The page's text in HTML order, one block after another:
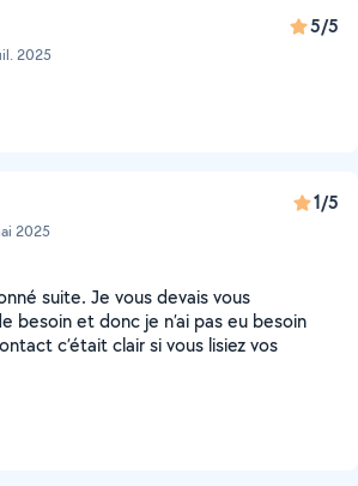
2025
5/5
2025
1/5
suite. Je vous devais vous
besoin et donc je n’ai pas eu besoin
c’était clair si vous lisiez vos